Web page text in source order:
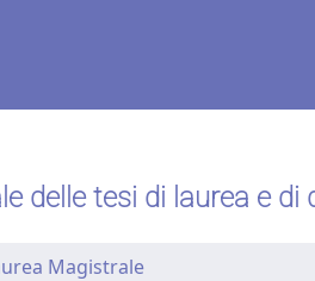
delle tesi di laurea e
Magistrale